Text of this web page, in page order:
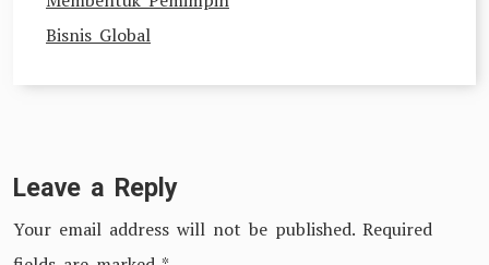
Bisnis Global
Leave a Reply
Your email address will not be published. Required